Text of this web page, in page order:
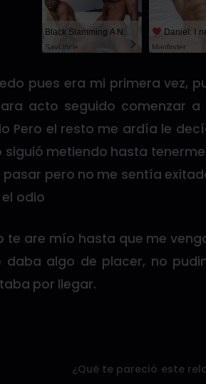
SayUncle
Daniel: I need a man for
Manfinder
pues era mi primera vez,
acto seguido comenzar
Pero el resto me ardía le
siguió metiendo hasta
pasar pero no me sentía
odio
te are mío hasta que me
daba algo de placer, no
por llegar.
¿Qué te pareció este